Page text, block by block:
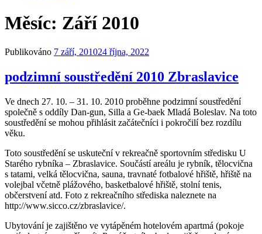
Měsíc: Září 2010
Publikováno 7 září, 201024 října, 2022
podzimní soustředění 2010 Zbraslavice
Ve dnech 27. 10. – 31. 10. 2010 proběhne podzimní soustředění
společně s oddíly Dan-gun, Silla a Ge-baek Mladá Boleslav. Na toto
soustředění se mohou přihlásit začátečníci i pokročilí bez rozdílu
věku.
Toto soustředění se uskuteční v rekreačně sportovním středisku U
Starého rybníka – Zbraslavice. Součástí areálu je rybník, tělocvična
s tatami, velká tělocvična, sauna, travnaté fotbalové hřiště, hřiště na
volejbal včetně plážového, basketbalové hřiště, stolní tenis,
občerstvení atd. Foto z rekreačního střediska naleznete na
http://www.sicco.cz/zbraslavice/.
Ubytování je zajištěno ve vytápěném hotelovém apartmá (pokoje